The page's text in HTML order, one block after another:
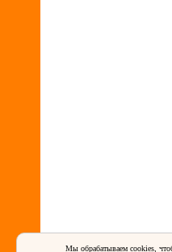
Мы обрабатываем cookies,